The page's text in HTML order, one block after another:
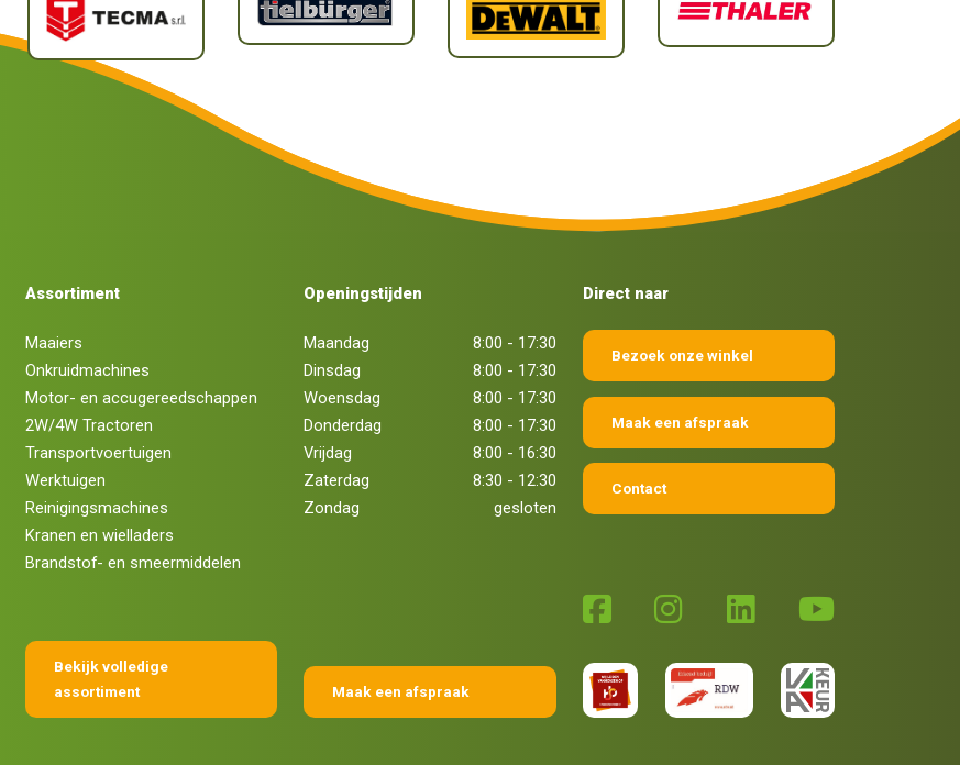
Assortiment
Maaiers
Onkruidmachines
Motor- en accugereedschappen
2W/4W Tractoren
Transportvoertuigen
Werktuigen
Reinigingsmachines
Kranen en wielladers
Brandstof- en smeermiddelen
Bekijk volledige
assortiment
Openingstijden
Maandag
8:00 - 17:30
Dinsdag
8:00 - 17:30
Woensdag
8:00 - 17:30
Donderdag
8:00 - 17:30
Vrijdag
8:00 - 16:30
Zaterdag
8:30 - 12:30
Zondag
gesloten
Maak een afspraak
Direct naar
Bezoek onze winkel
Maak een afspraak
Contact